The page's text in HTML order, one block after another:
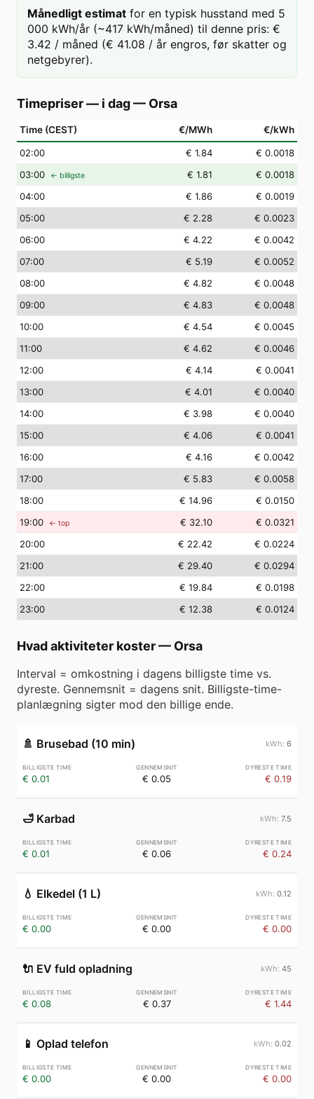
Månedligt estimat for en typisk husstand med 5
000 kWh/år (~417 kWh/måned) til denne pris: €
3.42 / måned (€ 41.08 / år engros, før skatter og
netgebyrer).
Timepriser — i dag— Orsa
Time (CEST) €/MWh €/kWh
02:00 € 1.84
€ 0.0018
03:00 ← billigste € 1.81
€ 0.0018
04:00 € 1.86
€ 0.0019
05:00 € 2.28
€ 0.0023
06:00 € 4.22
€ 0.0042
07:00 € 5.19
€ 0.0052
08:00 € 4.82
€ 0.0048
09:00 € 4.83
€ 0.0048
10:00 € 4.54
€ 0.0045
11:00 € 4.62
€ 0.0046
12:00 € 4.14
€ 0.0041
13:00 € 4.01
€ 0.0040
14:00 € 3.98
€ 0.0040
15:00 € 4.06
€ 0.0041
16:00 € 4.16
€ 0.0042
17:00 € 5.83
€ 0.0058
18:00 € 14.96
€ 0.0150
19:00 ← top € 32.10
€ 0.0321
20:00 € 22.42
€ 0.0224
21:00 € 29.40
€ 0.0294
22:00 € 19.84
€ 0.0198
23:00 € 12.38 € 0.0124
Hvad aktiviteter koster— Orsa
Interval = omkostning i dagens billigste time vs.
dyreste. Gennemsnit = dagens snit. Billigste-time-
planlægning sigter mod den billige ende.
🚿 Brusebad (10 min) 6
€ 0.01 € 0.05 € 0.19
🛁 Karbad 7.5
€ 0.01 € 0.06 € 0.24
💧 Elkedel (1 L) 0.12
€ 0.00 € 0.00 € 0.00
🔌 EV fuld opladning 45
€ 0.08 € 0.37 € 1.44
📱 Oplad telefon 0.02
€ 0.00 € 0.00 € 0.00